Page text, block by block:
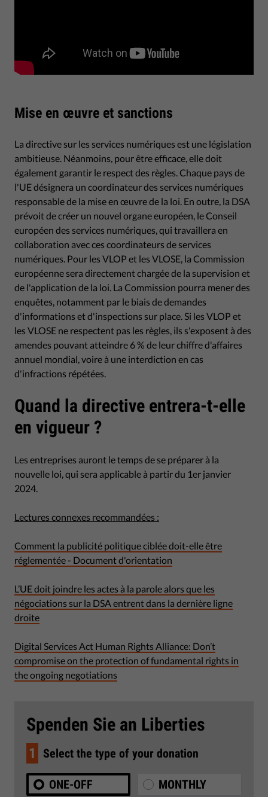
Mise en œuvre et sanctions
La directive sur les services numériques est une législation
ambitieuse. Néanmoins, pour être efficace, elle doit
également garantir le respect des règles. Chaque pays de
l'UE désignera un coordinateur des services numériques
responsable de la mise en œuvre de la loi. En outre, la DSA
prévoit de créer un nouvel organe européen, le Conseil
européen des services numériques, qui travaillera en
collaboration avec ces coordinateurs de services
numériques. Pour les VLOP et les VLOSE, la Commission
européenne sera directement chargée de la supervision et
de l'application de la loi. La Commission pourra mener des
enquêtes, notamment par le biais de demandes
d'informations et d'inspections sur place. Si les VLOP et
les VLOSE ne respectent pas les règles, ils s'exposent à des
amendes pouvant atteindre 6 % de leur chiffre d'affaires
annuel mondial, voire à une interdiction en cas
d'infractions répétées.
Quand la directive entrera-t-elle
en vigueur ?
Les entreprises auront le temps de se préparer à la
nouvelle loi, qui sera applicable à partir du 1er janvier
2024.
Lectures connexes recommandées :
Comment la publicité politique ciblée doit-elle être
réglementée - Document d'orientation
L’UE doit joindre les actes à la parole alors que les
négociations sur la DSA entrent dans la dernière ligne
droite
Digital Services Act Human Rights Alliance: Don’t
compromise on the protection of fundamental rights in
the ongoing negotiations
Spenden Sie an Liberties
1 Select the type of your donation
ONE-OFF MONTHLY